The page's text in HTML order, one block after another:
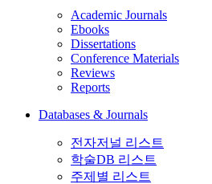
Academic Journals
Ebooks
Dissertations
Conference Materials
Reviews
Reports
Databases & Journals
전자저널 리스트
학술DB 리스트
주제별 리스트